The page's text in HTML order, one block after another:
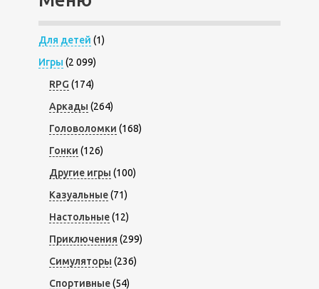
Для детей (1)
Игры (2 099)
RPG (174)
Аркады (264)
Головоломки (168)
Гонки (126)
Другие игры (100)
Казуальные(71)
Настольные(12)
Приключения (299)
Симуляторы (236)
Спортивные(54)